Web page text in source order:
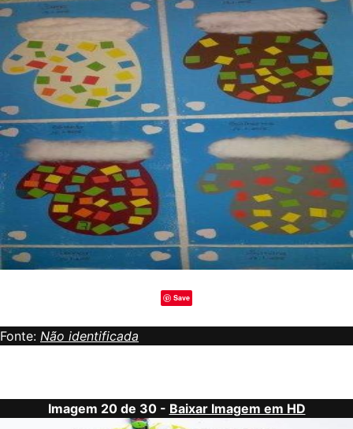
Save
Fonte: Não identificada
Imagem 20 de 30 - Baixar Imagem em HD